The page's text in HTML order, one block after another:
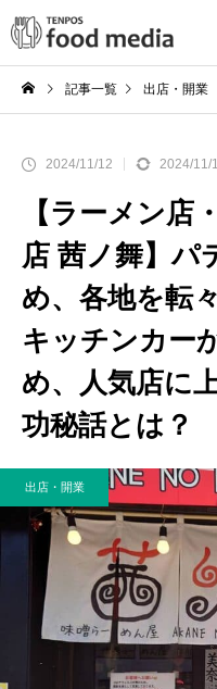
記事一覧 出店・開業
2024/11/12 2024/11/
【ラーメン店
店 茜ノ舞】パ
め、各地を転
キッチンカー
め、人気店に
功秘話とは？
出店・開業